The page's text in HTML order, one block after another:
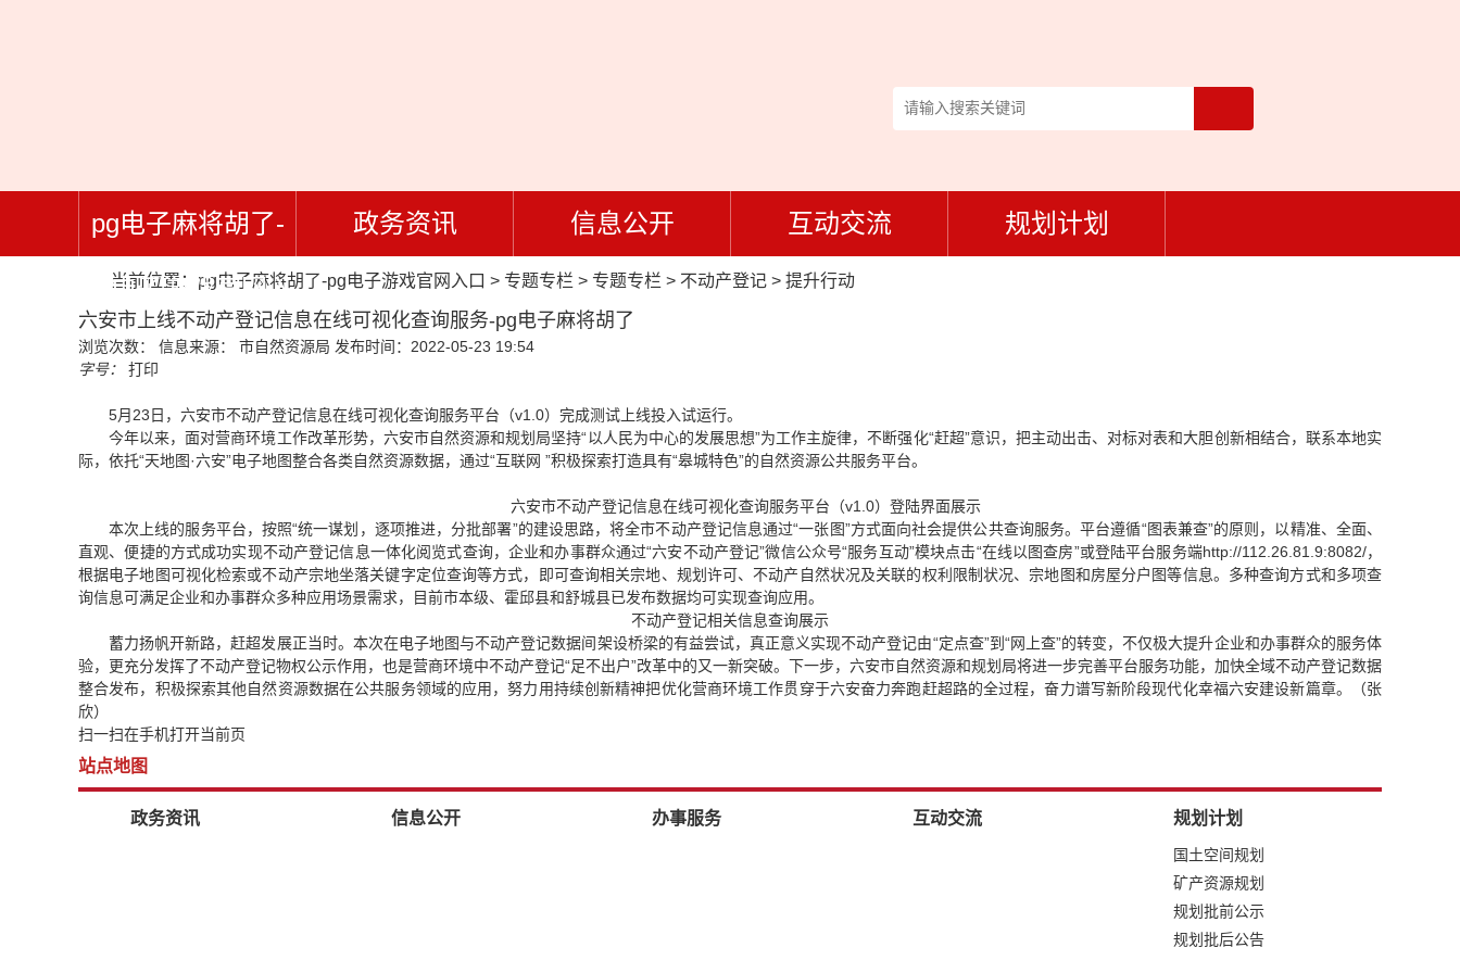
pg电子麻将胡了-
pg电子游戏官网入
口
政务资讯 信息公开 互动交流 规划计划
当前位置： pg电子麻将胡了-pg电子游戏官网入口 > 专题专栏 > 专题专栏 > 不动产登记 > 提升行动
六安市上线不动产登记信息在线可视化查询服务-pg电子麻将胡了
浏览次数： 信息来源： 市自然资源局 发布时间：2022-05-23 19:54
字号：
打印
5月23日，六安市不动产登记信息在线可视化查询服务平台（v1.0）完成测试上线投入试运行。
今年以来，面对营商环境工作改革形势，六安市自然资源和规划局坚持“以人民为中心的发展思想”为工作主旋律，不断强化“赶超”意识，把主动出击、对标对表和大胆创新相结合，联系本地实
际，依托“天地图·六安”电子地图整合各类自然资源数据，通过“互联网 ”积极探索打造具有“皋城特色”的自然资源公共服务平台。
六安市不动产登记信息在线可视化查询服务平台（v1.0）登陆界面展示
本次上线的服务平台，按照“统一谋划，逐项推进，分批部署”的建设思路，将全市不动产登记信息通过“一张图”方式面向社会提供公共查询服务。平台遵循“图表兼查”的原则，以精准、全面、
直观、便捷的方式成功实现不动产登记信息一体化阅览式查询，企业和办事群众通过“六安不动产登记”微信公众号“服务互动”模块点击“在线以图查房”或登陆平台服务端http://112.26.81.9:8082/，
根据电子地图可视化检索或不动产宗地坐落关键字定位查询等方式，即可查询相关宗地、规划许可、不动产自然状况及关联的权利限制状况、宗地图和房屋分户图等信息。多种查询方式和多项查
询信息可满足企业和办事群众多种应用场景需求，目前市本级、霍邱县和舒城县已发布数据均可实现查询应用。
不动产登记相关信息查询展示
蓄力扬帆开新路，赶超发展正当时。本次在电子地图与不动产登记数据间架设桥梁的有益尝试，真正意义实现不动产登记由“定点查”到“网上查”的转变，不仅极大提升企业和办事群众的服务体
验，更充分发挥了不动产登记物权公示作用，也是营商环境中不动产登记“足不出户”改革中的又一新突破。下一步，六安市自然资源和规划局将进一步完善平台服务功能，加快全域不动产登记数据
整合发布，积极探索其他自然资源数据在公共服务领域的应用，努力用持续创新精神把优化营商环境工作贯穿于六安奋力奔跑赶超路的全过程，奋力谱写新阶段现代化幸福六安建设新篇章。（张
欣）
扫一扫在手机打开当前页
站点地图
政务资讯 信息公开 办事服务 互动交流 规划计划
国土空间规划
矿产资源规划
规划批前公示
规划批后公告